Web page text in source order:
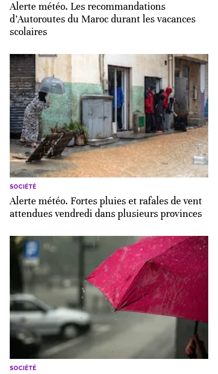
Alerte météo. Les recommandations
d’Autoroutes du Maroc durant les vacances
scolaires
SOCIÉTÉ
Alerte météo. Fortes pluies et rafales de vent
attendues vendredi dans plusieurs provinces
SOCIÉTÉ